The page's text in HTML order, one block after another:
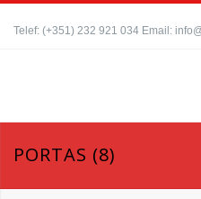
Telef: (+351) 232 921 034 Email:
PORTAS (8)